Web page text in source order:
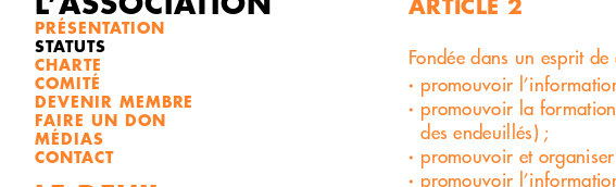
PRÉSENTATION
STATUTS
CHARTE
COMITÉ
DEVENIR MEMBRE
FAIRE UN DON
MÉDIAS
CONTACT
Fondée dans un esprit
promouvoir
promouvoir la
des endeuillés) ;
promouvoir et
promouvoir